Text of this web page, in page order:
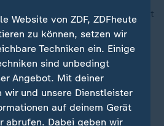
dem Parlamentspräsidenten, mit
Swyrydenko und weiteren
dem Programm.
Osten: Warum der Donbass
ist
Website von ZDF, ZDFheute
zu können, setzen wir
Techniken ein. Einige
sind unbedingt
Angebot. Mit deiner
wir und unsere Dienstleister
auf deinem Gerät
abrufen. Dabei geben wir